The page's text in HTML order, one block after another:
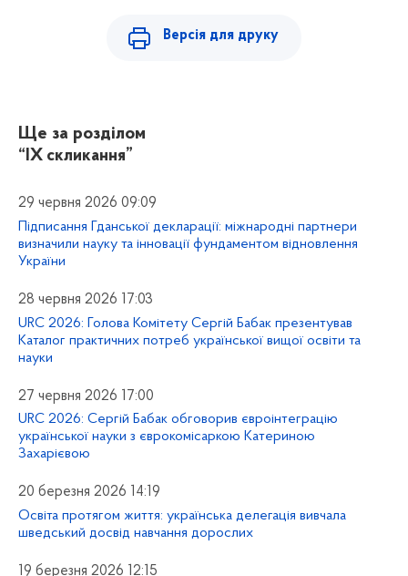
Версія для друку
Ще за розділом
“IX скликання”
29 червня 2026 09:09
Підписання Гданської декларації: міжнародні партнери
визначили науку та інновації фундаментом відновлення
України
28 червня 2026 17:03
URC 2026: Голова Комітету Сергій Бабак презентував
Каталог практичних потреб української вищої освіти та
науки
27 червня 2026 17:00
URC 2026: Сергій Бабак обговорив євроінтеграцію
української науки з єврокомісаркою Катериною
Захарієвою
20 березня 2026 14:19
Освіта протягом життя: українська делегація вивчала
шведський досвід навчання дорослих
19 березня 2026 12:15